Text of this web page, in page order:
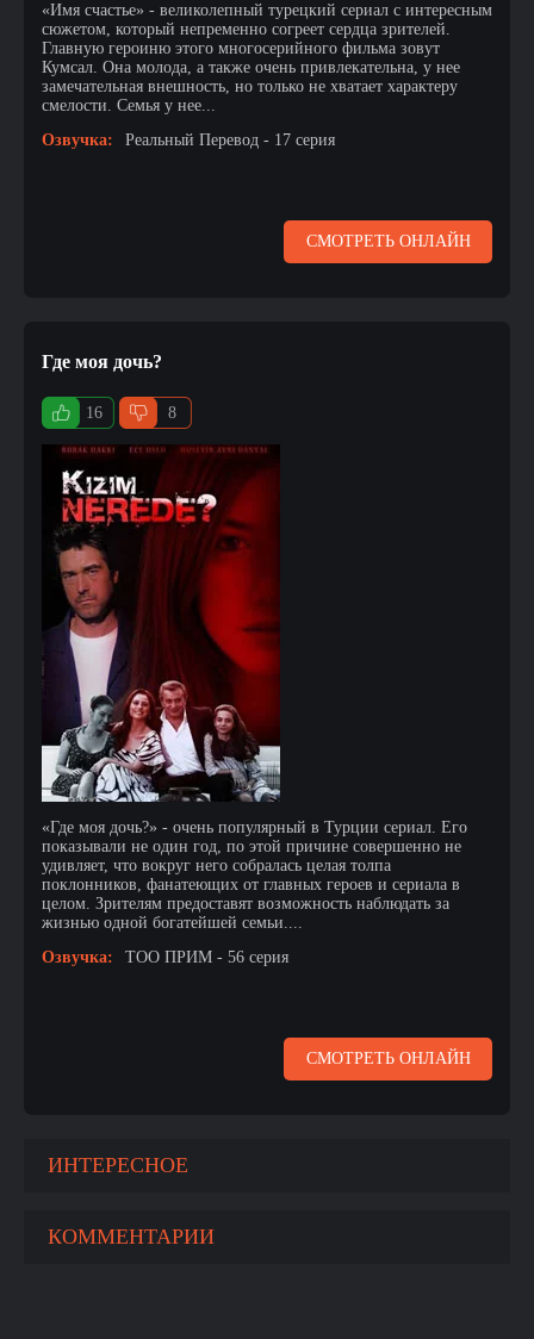
«Имя счастье» - великолепный турецкий сериал с интересным
сюжетом, который непременно согреет сердца зрителей.
Главную героиню этого многосерийного фильма зовут
Кумсал. Она молода, а также очень привлекательна, у нее
замечательная внешность, но только не хватает характеру
смелости. Семья у нее...
Озвучка:
Реальный Перевод - 17 серия
СМОТРЕТЬ ОНЛАЙН
Где моя дочь?
16 8
«Где моя дочь?» - очень популярный в Турции сериал. Его
показывали не один год, по этой причине совершенно не
удивляет, что вокруг него собралась целая толпа
поклонников, фанатеющих от главных героев и сериала в
целом. Зрителям предоставят возможность наблюдать за
жизнью одной богатейшей семьи....
Озвучка:
ТОО ПРИМ - 56 серия
СМОТРЕТЬ ОНЛАЙН
ИНТЕРЕСНОЕ
КОММЕНТАРИИ